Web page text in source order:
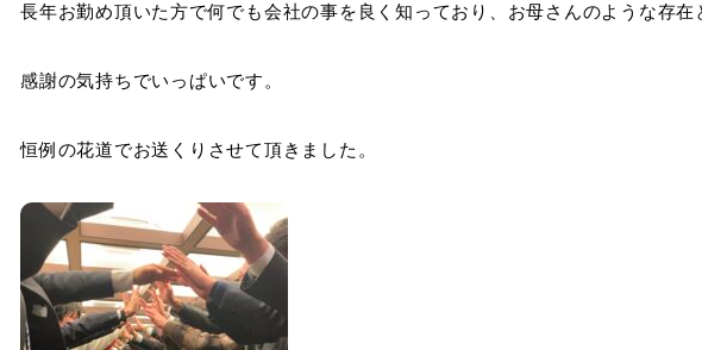
長年お勤め頂いた方で何でも会社の事を良く知っており、お母さんのような存在
感謝の気持ちでいっぱいです。
恒例の花道でお送くりさせて頂きました。